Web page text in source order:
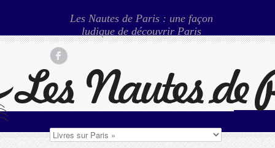
Les Nautes de Paris : une façon
ludique de découvrir Paris